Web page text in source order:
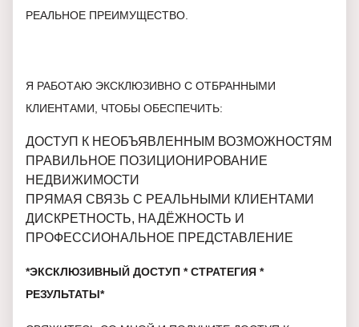
РЕАЛЬНОЕ ПРЕИМУЩЕСТВО.
Я РАБОТАЮ ЭКСКЛЮЗИВНО С ОТБРАННЫМИ
КЛИЕНТАМИ, ЧТОБЫ ОБЕСПЕЧИТЬ:
ДОСТУП К НЕОБЪЯВЛЕННЫМ ВОЗМОЖНОСТЯМ
ПРАВИЛЬНОЕ ПОЗИЦИОНИРОВАНИЕ
НЕДВИЖИМОСТИ
ПРЯМАЯ СВЯЗЬ С РЕАЛЬНЫМИ КЛИЕНТАМИ
ДИСКРЕТНОСТЬ, НАДЁЖНОСТЬ И
ПРОФЕССИОНАЛЬНОЕ ПРЕДСТАВЛЕНИЕ
*ЭКСКЛЮЗИВНЫЙ ДОСТУП * СТРАТЕГИЯ *
РЕЗУЛЬТАТЫ*